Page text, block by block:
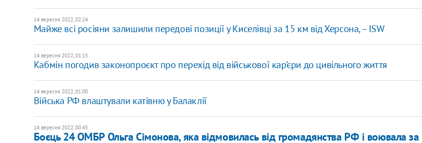
14 вересня 2022, 02:24
Майже всі росіяни залишили передові позиції у Киселівці за 15 км від Херсона, – ISW
14 вересня 2022, 01:15
Кабмін погодив законопроєкт про перехід від військової кар’єри до цивільного життя
14 вересня 2022, 01:00
Війська РФ влаштували катівню у Балаклії
14 вересня 2022, 00:45
Боєць 24 ОМБР Ольга Сімонова, яка відмовилась від громадянства РФ і воювала за